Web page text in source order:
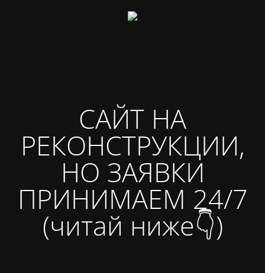
САЙТ НА
РЕКОНСТРУКЦИИ,
НО ЗАЯВКИ
ПРИНИМАЕМ 24/7
(читай ниже👇)